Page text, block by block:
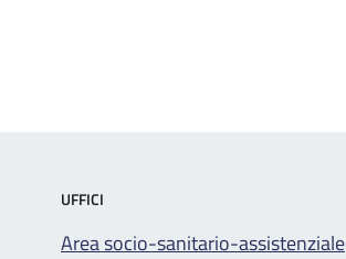
UFFICI
Area socio-sanitario-assistenziale